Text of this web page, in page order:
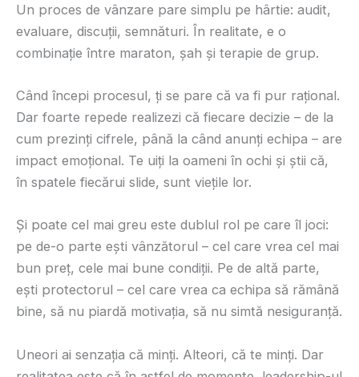
Un proces de vânzare pare simplu pe hârtie: audit,
evaluare, discuții, semnături. În realitate, e o
combinație între maraton, șah și terapie de grup.
Când începi procesul, ți se pare că va fi pur rațional.
Dar foarte repede realizezi că fiecare decizie – de la
cum prezinți cifrele, până la când anunți echipa – are
impact emoțional. Te uiți la oameni în ochi și știi că,
în spatele fiecărui slide, sunt viețile lor.
Și poate cel mai greu este dublul rol pe care îl joci:
pe de-o parte ești vânzătorul – cel care vrea cel mai
bun preț, cele mai bune condiții. Pe de altă parte,
ești protectorul – cel care vrea ca echipa să rămână
bine, să nu piardă motivația, să nu simtă nesiguranță.
Uneori ai senzația că minți. Alteori, că te minți. Dar